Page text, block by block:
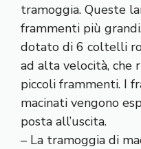
tramoggia. Queste
frammenti più
dotato di 6 coltelli
ad alta velocità, che
piccoli frammenti. I
macinati vengono
posta all’uscita.
– La tramoggia di